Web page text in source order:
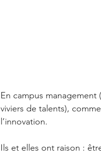
En campus
viviers de talents),
l’innovation.
Ils et elles ont raison :